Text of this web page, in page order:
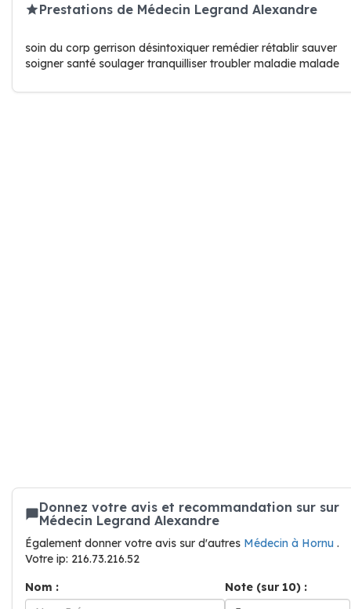
Prestations de Médecin Legrand Alexandre
soin du corp gerrison désintoxiquer remédier rétablir sauver
soigner santé soulager tranquilliser troubler maladie malade
Donnez votre avis et recommandation sur sur
Médecin Legrand Alexandre
Également donner votre avis sur d'autres Médecin à Hornu .
Votre ip: 216.73.216.52
Nom :
Note (sur 10) :